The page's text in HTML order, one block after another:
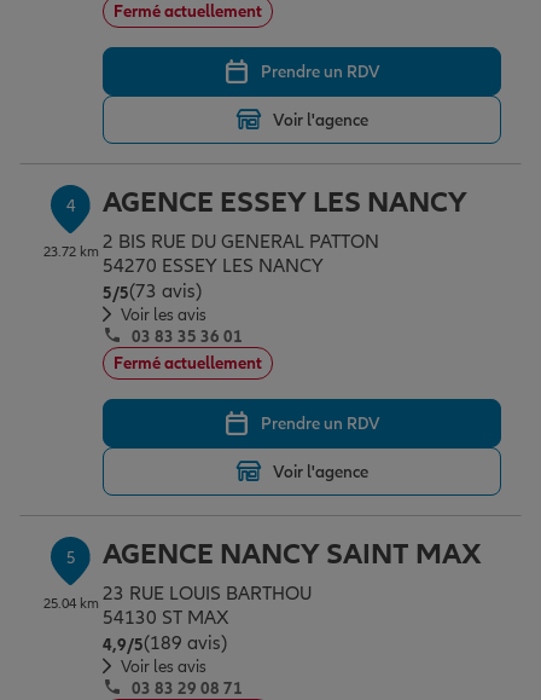
Tous nos devis d'assurance
Fermé actuellement
Prendre un RDV
Voir l'agence
4
23.72 km
AGENCE ESSEY LES NANCY
2 BIS RUE DU GENERAL PATTON
54270 ESSEY LES NANCY
5/5Note de 5 sur 5
(73 avis)
Voir les avis
03 83 35 36 01
Fermé actuellement
Prendre un RDV
Voir l'agence
5
25.04 km
AGENCE NANCY SAINT MAX
23 RUE LOUIS BARTHOU
54130 ST MAX
4,9/5Note de 4.9 sur 5
(189 avis)
Voir les avis
03 83 29 08 71